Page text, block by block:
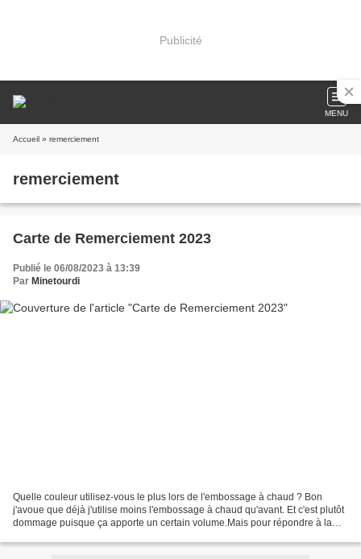
Publicité
MENU
Accueil » remerciement
remerciement
Carte de Remerciement 2023
Publié le 06/08/2023 à 13:39
Par Minetourdi
Quelle couleur utilisez-vous le plus lors de l'embossage à chaud ? Bon
j'avoue que déjà j'utilise moins l'embossage à chaud qu'avant. Et c'est plutôt
dommage puisque ça apporte un certain volume.Mais pour répondre à la